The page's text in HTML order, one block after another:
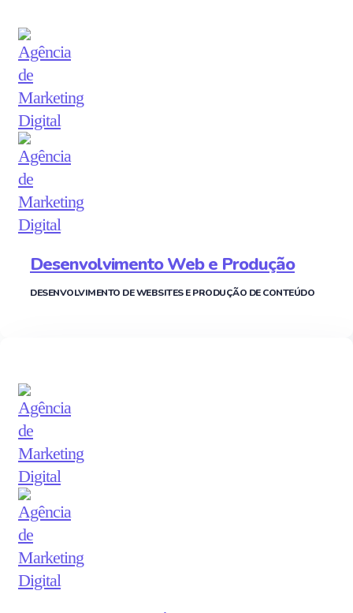
Desenvolvimento Web e Produção
DESENVOLVIMENTO DE WEBSITES E PRODUÇÃO DE CONTEÚDO